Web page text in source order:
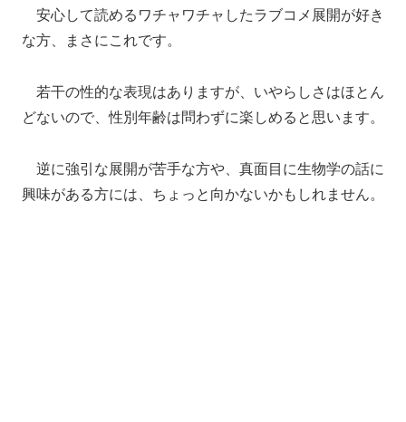
安心して読めるワチャワチャしたラブコメ展開が好き
な方、まさにこれです。
若干の性的な表現はありますが、いやらしさはほとん
どないので、性別年齢は問わずに楽しめると思います。
逆に強引な展開が苦手な方や、真面目に生物学の話に
興味がある方には、ちょっと向かないかもしれません。